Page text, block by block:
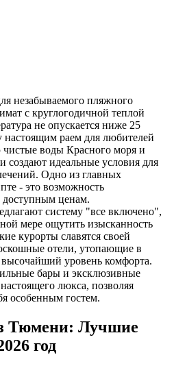
незабываемого пляжного
с круглогодичной теплой
не опускается ниже 25
настоящим раем для любителей
воды Красного моря и
создают идеальные условия для
Одно из главных
- это возможность
доступным ценам.
систему "все включено",
мере ощутить изысканность
курорты славятся своей
отели, утопающие в
высочайший уровень комфорта.
бары и эксклюзивные
люкса, позволяя
особенным гостем.
Тюмени: Лучшие
год